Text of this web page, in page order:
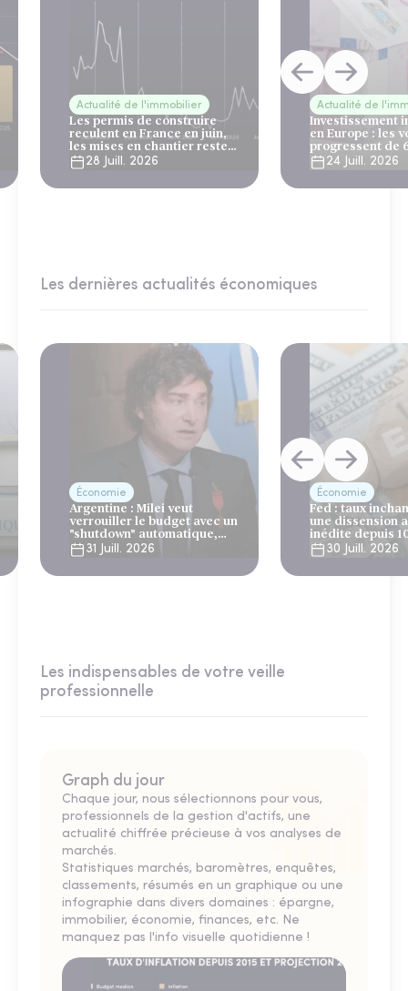
Actualité de l'immobilier
Les permis de construire
reculent en France en juin,
les mises en chantier restent
solides
28 Juill. 2026
Actualité de
Investissement
en Europe : les
progressent de
24 Juill. 2026
Les dernières actualités économiques
Économie
Argentine : Milei veut
verrouiller le budget avec un
"shutdown" automatique,
sous le regard bienveillant
du FMI
31 Juill. 2026
Économie
Fed : taux
une dissension
inédite depuis
30 Juill. 2026
Les indispensables de votre veille
professionnelle
Graph du jour
Chaque jour, nous sélectionnons pour vous,
professionnels de la gestion d'actifs, une
actualité chiffrée précieuse à vos analyses de
marchés.
Statistiques marchés, baromètres, enquêtes,
classements, résumés en un graphique ou une
infographie dans divers domaines : épargne,
immobilier, économie, finances, etc. Ne
manquez pas l'info visuelle quotidienne !